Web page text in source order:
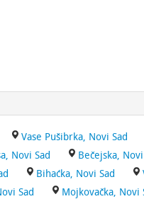
Vase Pušibrka, Novi Sad
Novi Sad Bečejska, Novi
Bihaćka, Novi Sad
Sad Mojkovačka, Novi